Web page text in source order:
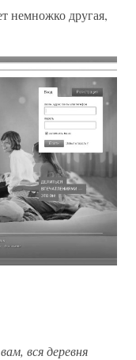
немножко другая,
вся деревня